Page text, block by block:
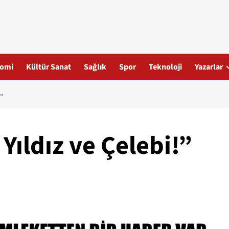
Kültür Sanat Sağlık Spor Teknoloji Yazarlar
ve Çelebi!”